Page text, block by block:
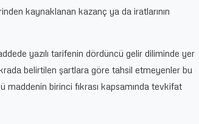
kaynaklanan kazanç ya da iratlarının
yazılı tarifenin dördüncü gelir diliminde yer
belirtilen şartlara göre tahsil etmeyenler bu
birinci fıkrası kapsamında tevkifat